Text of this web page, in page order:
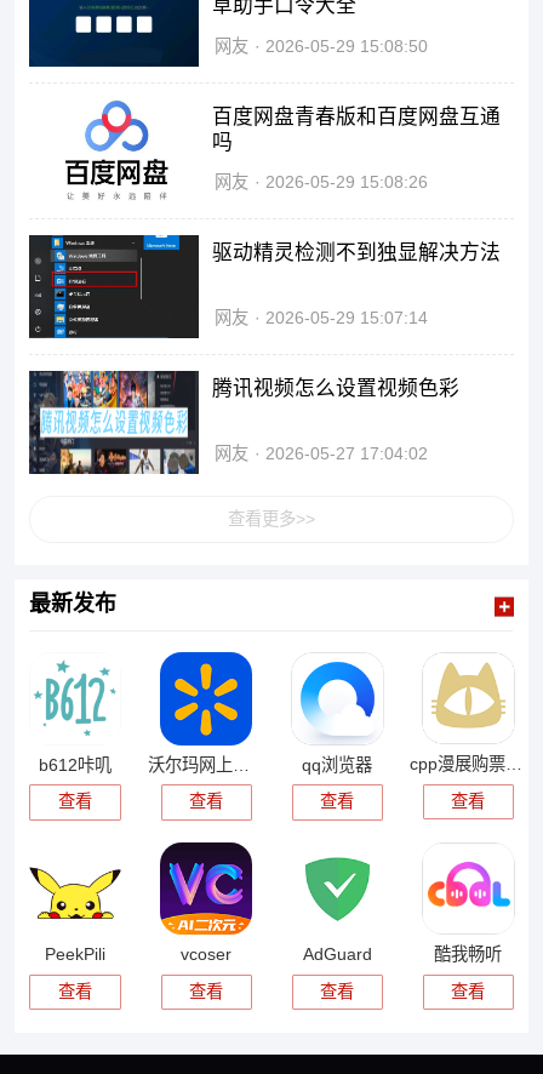
草助手口令大全
网友 2026-05-29 15:08:50
百度网盘青春版和百度网盘互通
吗
网友 2026-05-29 15:08:26
驱动精灵检测不到独显解决方法
网友 2026-05-29 15:07:14
腾讯视频怎么设置视频色彩
网友 2026-05-27 17:04:02
查看更多>>
最新发布
b612咔叽
查看
查看
qq浏览器
查看
cpp漫展购票app
查看
PeekPili
查看
vcoser
查看
AdGuard
查看
酷我畅听
查看